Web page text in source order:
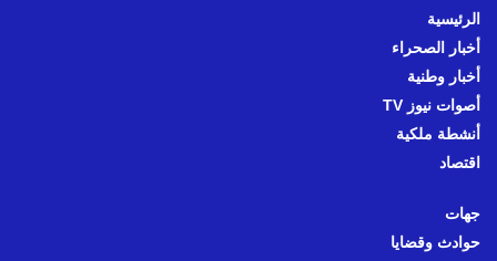
الرئيسية
أخبار الصحراء
أخبار وطنية
أصوات نيوز TV
أنشطة ملكية
اقتصاد
جهات
حوادث وقضايا